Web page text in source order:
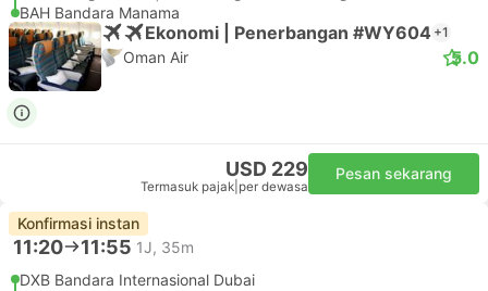
BAH Bandara Manama
Ekonomi | Penerbangan #WY604 +1
Oman Air 5.0
USD 229
Termasuk pajak per dewasa
Pesan sekarang
Konfirmasi instan
11:20 11:55 1J, 35m
DXB Bandara Internasional Dubai